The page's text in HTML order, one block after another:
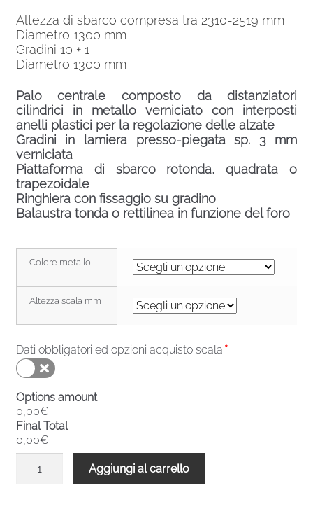
Altezza di sbarco compresa tra 2310-2519 mm
Diametro 1300 mm
Gradini 10 + 1
Diametro 1300 mm
Palo centrale composto da distanziatori
cilindrici in metallo verniciato con interposti
anelli plastici per la regolazione delle alzate
Gradini in lamiera presso-piegata sp. 3 mm
verniciata
Piattaforma di sbarco rotonda, quadrata o
trapezoidale
Ringhiera con fissaggio su gradino
Balaustra tonda o rettilinea in funzione del foro
Colore metallo
Altezza scala mm
Dati obbligatori ed opzioni acquisto scala *
Options amount
0,00€
Final Total
0,00€
Aggiungi al carrello